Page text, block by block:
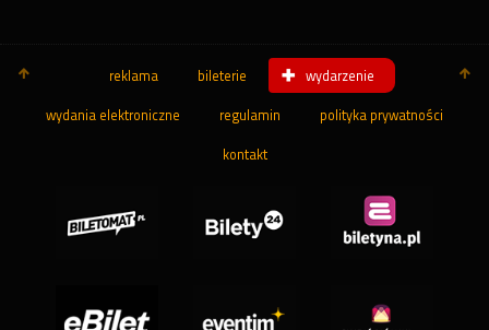
reklama bileterie wydarzenie
wydania elektroniczne regulamin polityka prywatności
kontakt